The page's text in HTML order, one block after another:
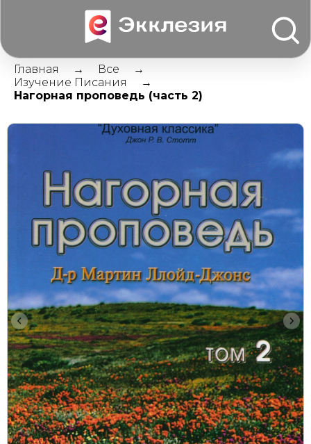
Главная
Все
Изучение Писания
Нагорная проповедь (часть 2)